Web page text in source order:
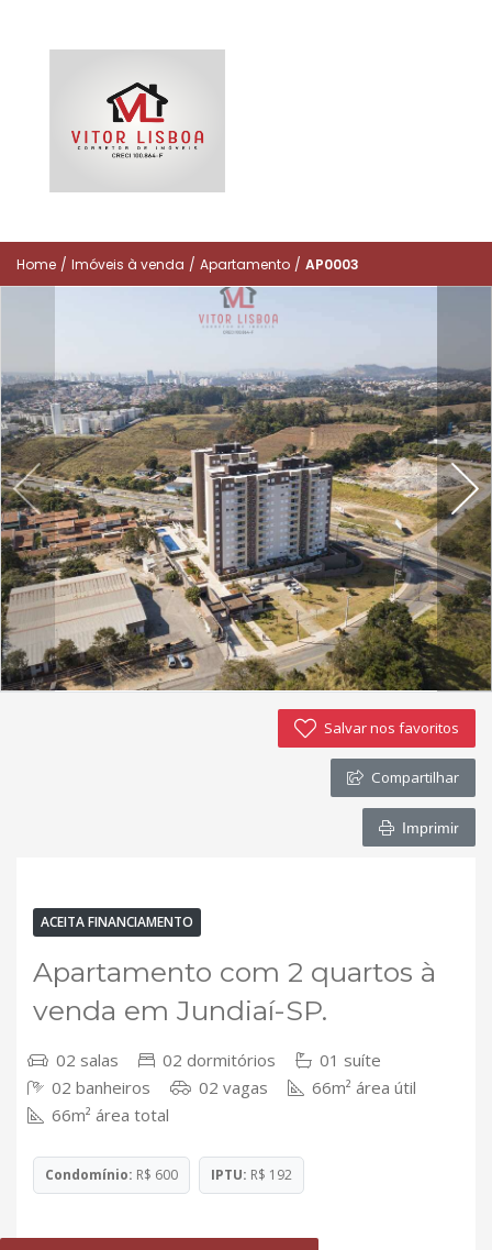
Home / Imóveis à venda / Apartamento / AP0003
Salvar nos favoritos
Compartilhar
Imprimir
ACEITA FINANCIAMENTO
Apartamento com 2 quartos à
venda em Jundiaí-SP.
02 salas 02 dormitórios
01 suíte
02 banheiros
02 vagas
66m² área útil
66m² área total
Condomínio: R$ 600 IPTU: R$ 192